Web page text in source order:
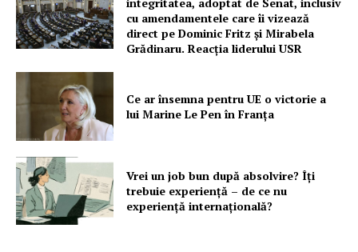
cu amendamentele care îi vizează
direct pe Dominic Fritz și Mirabela
Grădinaru. Reacția liderului USR
Ce ar însemna pentru UE o victorie a
lui Marine Le Pen în Franța
Vrei un job bun după absolvire? Îți
trebuie experiență – de ce nu
experiență internațională?